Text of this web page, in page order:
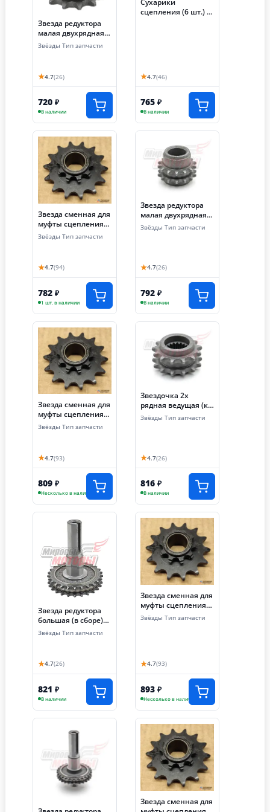
Звезда редуктора
малая двухрядная
168F/168F-2L
Звёзды Тип запчасти
★4.7(26)
720 ₽
В наличии
сцепления (6 шт.) +
★4.7(46)
765 ₽
В наличии
Звезда сменная для
муфты сцепления
(z=11, шаг 12.7,
цепь 428)
Звёзды Тип запчасти
★4.7(94)
782 ₽
1 шт. в наличии
Звезда редуктора
малая двухрядная
173FL/177FL
Звёзды Тип запчасти
★4.7(26)
792 ₽
В наличии
Звезда сменная для
муфты сцепления
(z=14, шаг 12.7,
цепь 428)
Звёзды Тип запчасти
★4.7(93)
809 ₽
Несколько в наличии
Звездочка 2х
рядная ведущая (к/
в) МБ-2М 5-18
(168FL,168F-
Звёзды Тип запчасти
★4.7(26)
816 ₽
В наличии
Звезда редуктора
большая (в сборе)
168F/168F-2L
Звёзды Тип запчасти
★4.7(26)
821 ₽
В наличии
Звезда сменная для
муфты сцепления
(z=12, шаг 15.875,
цепь 520)
Звёзды Тип запчасти
★4.7(93)
893 ₽
Несколько в наличии
Звезда сменная для